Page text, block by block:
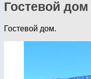
Гостевой дом
Гостевой дом.